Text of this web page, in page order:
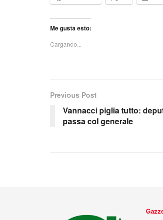
Me gusta esto:
Cargando...
Previous Post
Vannacci piglia tutto:
passa col generale